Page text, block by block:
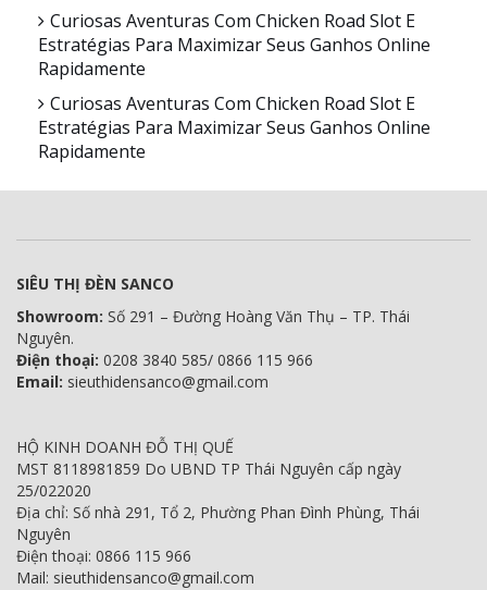
Curiosas Aventuras Com Chicken Road Slot E
Estratégias Para Maximizar Seus Ganhos Online
Rapidamente
Curiosas Aventuras Com Chicken Road Slot E
Estratégias Para Maximizar Seus Ganhos Online
Rapidamente
SIÊU THỊ ĐÈN SANCO
Showroom: Số 291 – Đường Hoàng Văn Thụ – TP. Thái
Nguyên.
Điện thoại: 0208 3840 585/ 0866 115 966
Email: sieuthidensanco@gmail.com
HỘ KINH DOANH ĐỖ THỊ QUẾ
MST 8118981859 Do UBND TP Thái Nguyên cấp ngày
25/022020
Địa chỉ: Số nhà 291, Tổ 2, Phường Phan Đình Phùng, Thái
Nguyên
Điện thoại: 0866 115 966
Mail: sieuthidensanco@gmail.com